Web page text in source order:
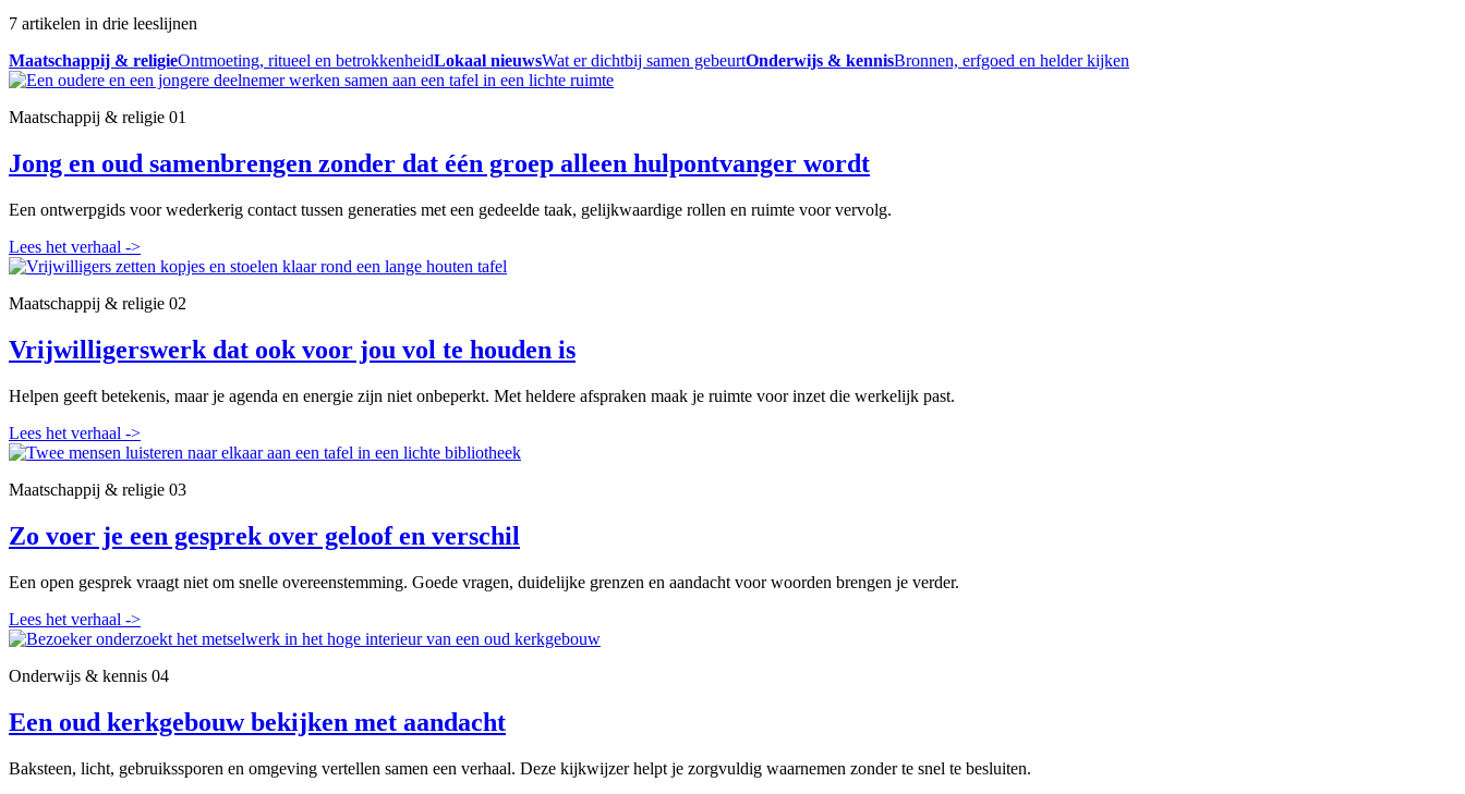
7 artikelen in drie leeslijnen
Maatschappij & religieOntmoeting, ritueel en betrokkenheidLokaal nieuwsWat er dichtbij samen gebeurtOnderwijs & kennisBronnen, erfgoed en helder kijken
Maatschappij & religie 01
Jong en oud samenbrengen zonder dat één groep alleen hulpontvanger wordt
Een ontwerpgids voor wederkerig contact tussen generaties met een gedeelde taak, gelijkwaardige rollen en ruimte voor vervolg.
Lees het verhaal ->
Maatschappij & religie 02
Vrijwilligerswerk dat ook voor jou vol te houden is
Helpen geeft betekenis, maar je agenda en energie zijn niet onbeperkt. Met heldere afspraken maak je ruimte voor inzet die werkelijk past.
Lees het verhaal ->
Maatschappij & religie 03
Zo voer je een gesprek over geloof en verschil
Een open gesprek vraagt niet om snelle overeenstemming. Goede vragen, duidelijke grenzen en aandacht voor woorden brengen je verder.
Lees het verhaal ->
Onderwijs & kennis 04
Een oud kerkgebouw bekijken met aandacht
Baksteen, licht, gebruikssporen en omgeving vertellen samen een verhaal. Deze kijkwijzer helpt je zorgvuldig waarnemen zonder te snel te besluiten.